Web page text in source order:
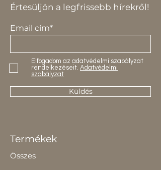
Értesüljön a legfrissebb hírekről!
Email cím*
Elfogadom az adatvédelmi szabályzat
rendelkezéseit. Adatvédelmi
szabályzat
Küldés
Termékek
Összes